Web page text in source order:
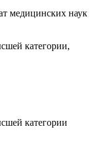
медицинских наук
категории,
категории